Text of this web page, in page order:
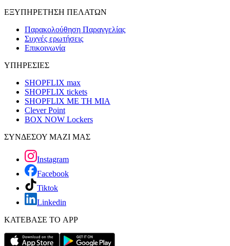
ΕΞΥΠΗΡΕΤΗΣΗ ΠΕΛΑΤΩΝ
Παρακολούθηση Παραγγελίας
Συχνές ερωτήσεις
Επικοινωνία
ΥΠΗΡΕΣΙΕΣ
SHOPFLIX max
SHOPFLIX tickets
SHOPFLIX ΜΕ ΤΗ ΜΙΑ
Clever Point
BOX NOW Lockers
ΣΥΝΔΕΣΟΥ ΜΑΖΙ ΜΑΣ
Instagram
Facebook
Tiktok
Linkedin
ΚΑΤΕΒΑΣΕ ΤΟ APP